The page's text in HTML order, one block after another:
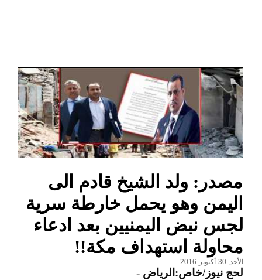
مصدر: ولد الشيخ قادم الى
اليمن وهو يحمل خارطة سرية
لجس نبض اليمنيين بعد ادعاء
محاولة استهداف مكة!!
الأحد, 30-أكتوبر-2016
لحج نيوز/خاص:الرياض -